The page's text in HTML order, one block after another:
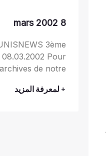
8 mars 2002
3ème
Pour
de notre
+ لمعرفة المزيد